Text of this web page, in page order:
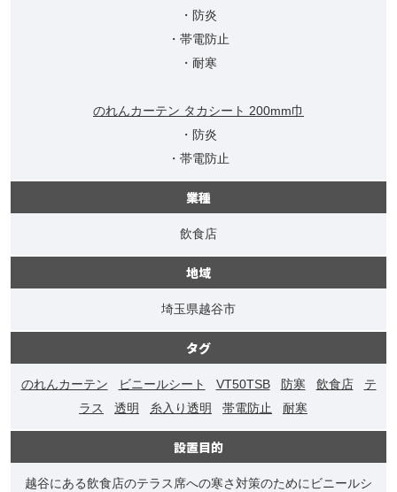
・防炎
・帯電防止
・耐寒
のれんカーテン タカシート 200mm巾
・防炎
・帯電防止
業種
飲食店
地域
埼玉県越谷市
タグ
のれんカーテン ビニールシート VT50TSB 防寒 飲食店
テ
ラス
透明 糸入り透明 帯電防止 耐寒
設置目的
越谷にある飲食店のテラス席への寒さ対策のためにビニールシ